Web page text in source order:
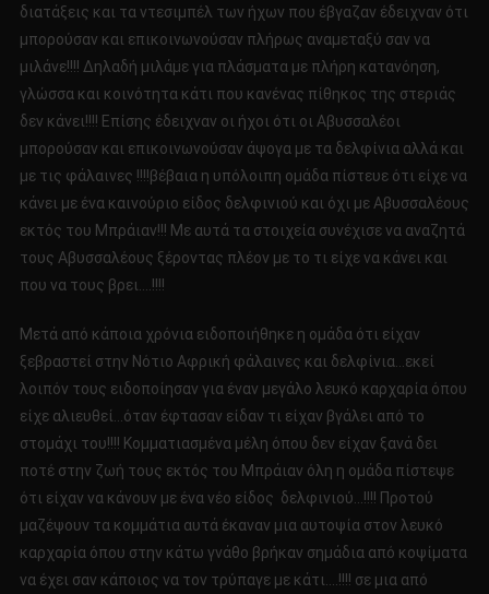
διατάξεις και τα ντεσιμπέλ των ήχων που έβγαζαν έδειχναν ότι
μπορούσαν και επικοινωνούσαν πλήρως αναμεταξύ σαν να
μιλάνε!!!! Δηλαδή μιλάμε για πλάσματα με πλήρη κατανόηση,
γλώσσα και κοινότητα κάτι που κανένας πίθηκος της στεριάς
δεν κάνει!!!! Επίσης έδειχναν οι ήχοι ότι οι Αβυσσαλέοι
μπορούσαν και επικοινωνούσαν άψογα με τα δελφίνια αλλά και
με τις φάλαινες !!!!βέβαια η υπόλοιπη ομάδα πίστευε ότι είχε να
κάνει με ένα καινούριο είδος δελφινιού και όχι με Αβυσσαλέους
εκτός του Μπράιαν!!! Με αυτά τα στοιχεία συνέχισε να αναζητά
τους Αβυσσαλέους ξέροντας πλέον με το τι είχε να κάνει και
που να τους βρει….!!!!
Μετά από κάποια χρόνια ειδοποιήθηκε η ομάδα ότι είχαν
ξεβραστεί στην Νότιο Αφρική φάλαινες και δελφίνια…εκεί
λοιπόν τους ειδοποίησαν για έναν μεγάλο λευκό καρχαρία όπου
είχε αλιευθεί…όταν έφτασαν είδαν τι είχαν βγάλει από το
στομάχι του!!!! Κομματιασμένα μέλη όπου δεν είχαν ξανά δει
ποτέ στην ζωή τους εκτός του Μπράιαν όλη η ομάδα πίστεψε
ότι είχαν να κάνουν με ένα νέο είδος δελφινιού…!!!! Προτού
μαζέψουν τα κομμάτια αυτά έκαναν μια αυτοψία στον λευκό
καρχαρία όπου στην κάτω γνάθο βρήκαν σημάδια από κοψίματα
να έχει σαν κάποιος να τον τρύπαγε με κάτι….!!!! σε μια από